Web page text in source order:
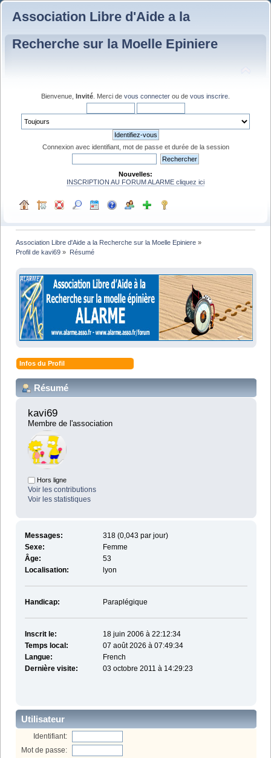
Association Libre d'Aide a la
Recherche sur la Moelle Epiniere
Bienvenue, Invité . Merci de vous connecter ou de vous inscrire
Connexion avec identifiant, mot de passe et durée de la session
Nouvelles:
INSCRIPTION AU FORUM ALARME cliquez ici
Association Libre d'Aide a la Recherche sur la Moelle Epiniere »
Profil de kavi69 » Résumé
Infos du Profil
Résumé
kavi69
Membre de l'association
Hors ligne
Voir les contributions
Voir les statistiques
Messages:
318 (0,043 par jour)
Sexe:
Femme
Âge:
53
Localisation:
lyon
Handicap: Paraplégique
Inscrit le:
18 juin 2006 à 22:12:34
Temps local:
07 août 2026 à 07:49:34
Langue:
French
Dernière visite:
03 octobre 2011 à 14:29:23
Utilisateur
Identifiant:
Mot de passe: